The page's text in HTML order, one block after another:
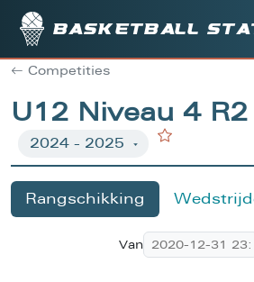
Basketball
Competities
U12 Niveau 4
Rangschikking
Van